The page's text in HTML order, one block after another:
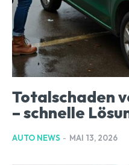
Totalschaden
– schnelle
AUTO NEWS - MAI 13, 2026